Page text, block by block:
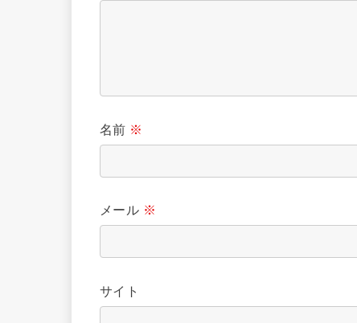
名前 ※
メール ※
サイト